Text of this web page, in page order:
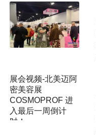
展会视频-北美迈阿
密美容展
COSMOPROF 进
入最后一周倒计
时！